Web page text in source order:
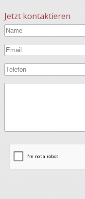
Jetzt kontaktieren